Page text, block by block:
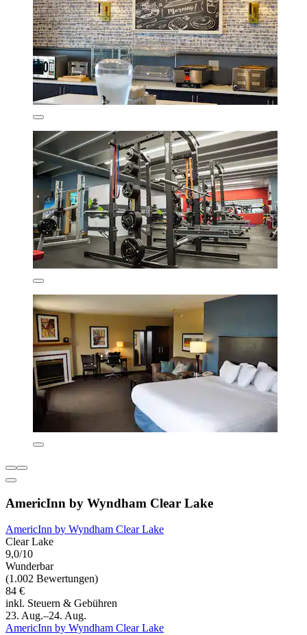
AmericInn by Wyndham Clear Lake
AmericInn by Wyndham Clear Lake
Clear Lake
9,0/10
Wunderbar
(1.002 Bewertungen)
84 €
inkl. Steuern & Gebühren
23. Aug.–24. Aug.
AmericInn by Wyndham Clear Lake